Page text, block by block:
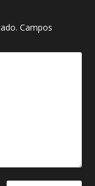
Campos